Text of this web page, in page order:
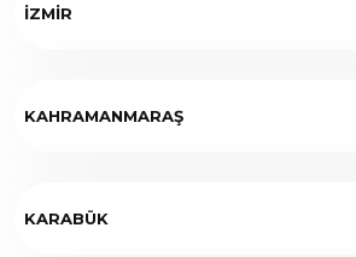
İZMİR
KAHRAMANMARAŞ
KARABÜK